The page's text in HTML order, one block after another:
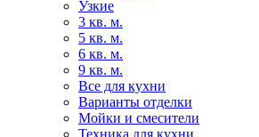
Узкие
3 кв. м.
5 кв. м.
6 кв. м.
9 кв. м.
Все для кухни
Варианты отделки
Мойки и смесители
Техника для кухни